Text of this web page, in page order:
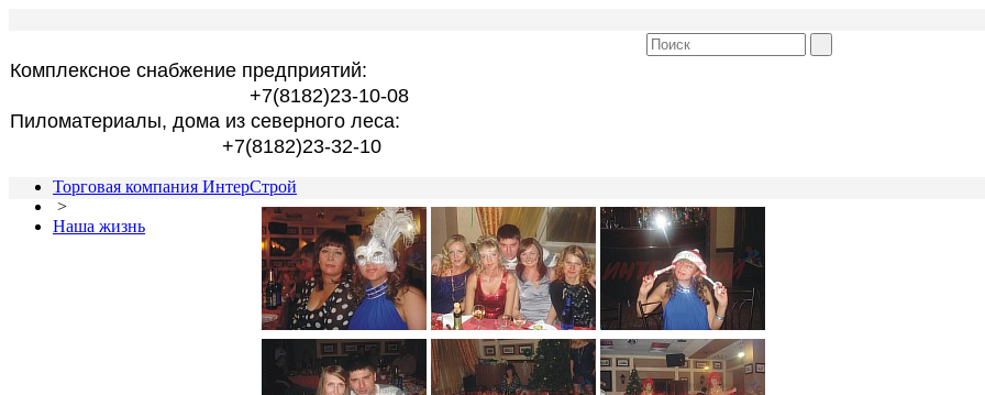
Комплексное снабжение предприятий:
+7(8182)23-10-08
Пиломатериалы, дома из северного леса:
+7(8182)23-32-10
Торговая компания ИнтерСтрой
>
Наша жизнь